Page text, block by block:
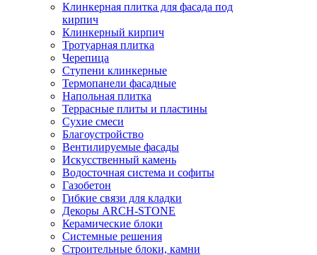
Клинкерная плитка для фасада под
кирпич
Клинкерный кирпич
Тротуарная плитка
Черепица
Ступени клинкерные
Термопанели фасадные
Напольная плитка
Террасные плиты и пластины
Сухие смеси
Благоустройство
Вентилируемые фасады
Искусственный камень
Водосточная система и софиты
Газобетон
Гибкие связи для кладки
Декоры ARCH-STONE
Керамические блоки
Системные решения
Строительные блоки, камни